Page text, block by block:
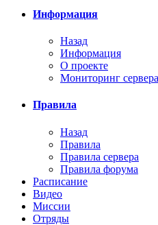
Информация
Назад
Информация
О проекте
Мониторинг сервера
Правила
Назад
Правила
Правила сервера
Правила форума
Расписание
Видео
Миссии
Отряды